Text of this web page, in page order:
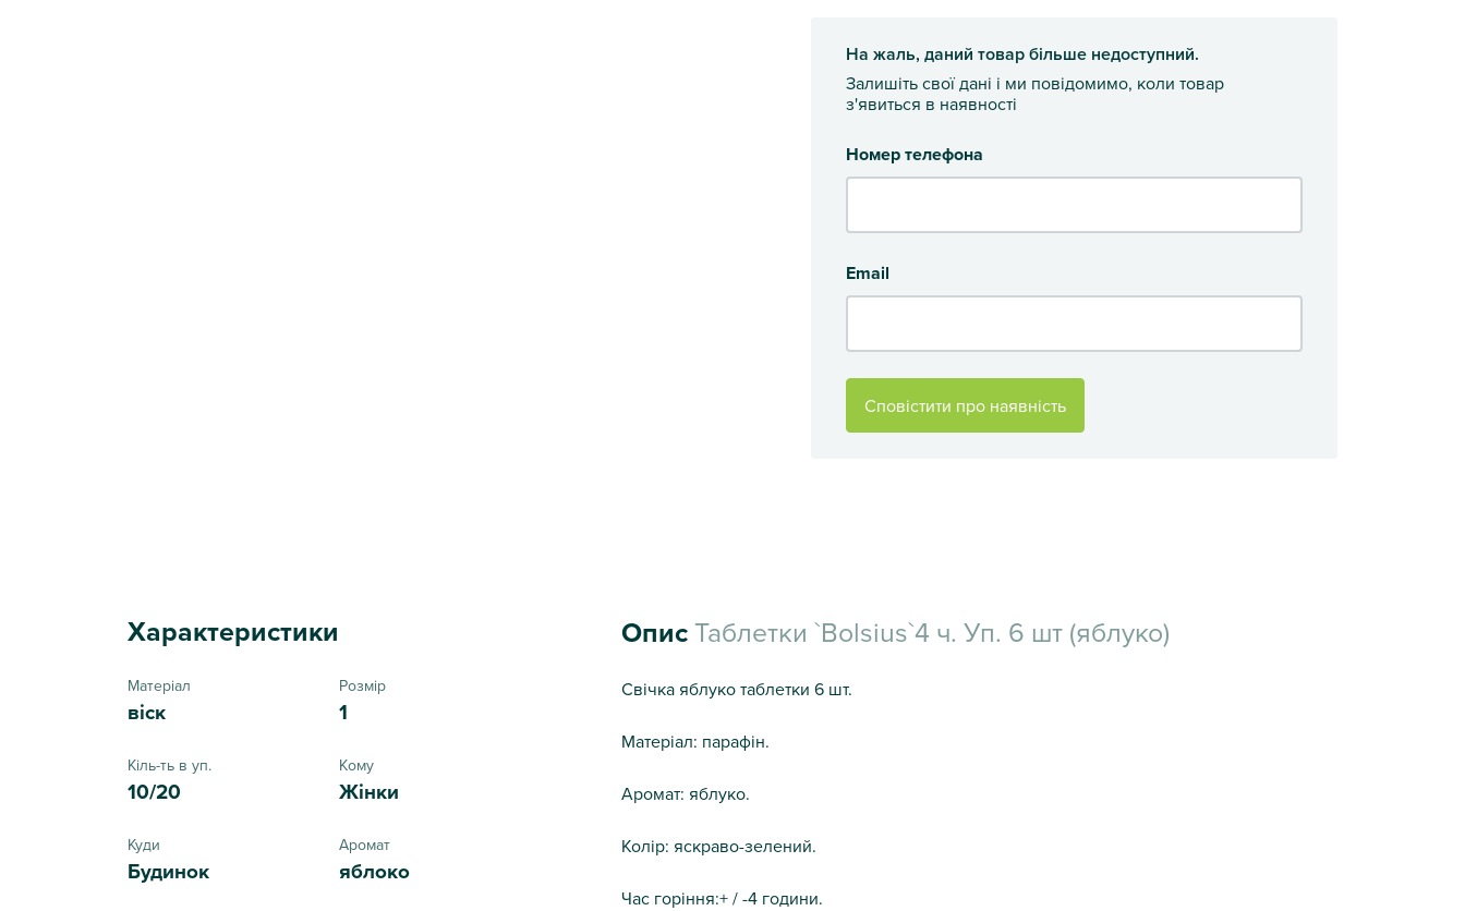
На жаль, даний товар більше недоступний.
Залишіть свої дані і ми повідомимо, коли товар
з'явиться в наявності
Номер телефона
Email
Сповістити про наявність
Характеристики
Матеріал
віск
Розмір
1
Кіль-ть в уп.
10/20
Кому
Жінки
Куди
Будинок
Аромат
яблоко
ОписТаблетки `Bolsius`4 ч. Уп. 6 шт (яблуко)
Свічка яблуко таблетки 6 шт.
Матеріал: парафін.
Аромат: яблуко.
Колір: яскраво-зелений.
Час горіння:+ / -4 години.